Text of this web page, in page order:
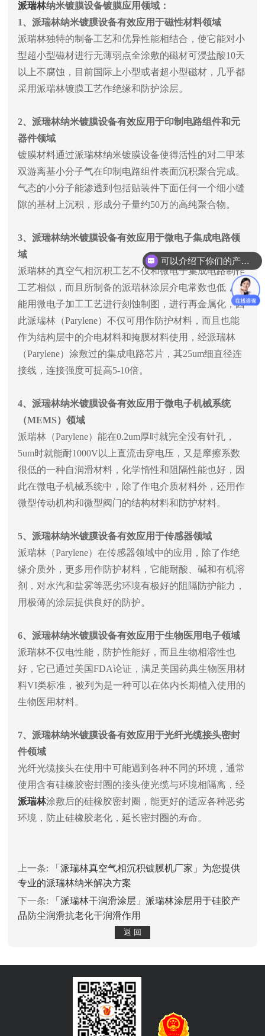
派瑞林纳米镀膜设备镀膜应用领域：
1、派瑞林纳米镀膜设备有效应用于磁性材料领域
派瑞林独特的制备工艺和优异性能相结合，使它能对小
型超小型磁材进行无薄弱点全涂敷的磁材可浸盐酸10天
以上不腐蚀，目前国际上小型或者超小型磁材，几乎都
采用派瑞林镀膜工艺作绝缘和防护涂层。
2、派瑞林纳米镀膜设备有效应用于印制电路组件和元
器件领域
镀膜材料通过派瑞林纳米镀膜设备使得活性的对二甲苯
双游离基小分子气在印制电路组件表面沉积聚合完成。
气态的小分子能渗透到包括贴装件下面任何一个细小缝
隙的基材上沉积，形成分子量约50万的高纯聚合物。
3、派瑞林纳米镀膜设备有效应用于微电子集成电路领
域
派瑞林的真空气相沉积工艺不仅和微电子集成电路制作
工艺相似，而且所制备的派瑞林涂层介电常数也低，还
能用微电子加工工艺进行刻蚀制图，进行再金属化，因
此派瑞林（Parylene）不仅可用作防护材料，而且也能
作为结构层中的介电材料和掩膜材料使用，经派瑞林
（Parylene）涂敷过的集成电路芯片，其25um细直径连
接线，连接强度可提高5-10倍。
4、派瑞林纳米镀膜设备有效应用于微电子机械系统
（MEMS）领域
派瑞林（Parylene）能在0.2um厚时就完全没有针孔，
5um时就能耐1000V以上直流击穿电压，又是摩擦系数
很低的一种自润滑材料，化学惰性和阻隔性能也好，因
此在微电子机械系统中，除了作电介质材料外，还用作
微型传动机构和微型阀门的结构材料和防护材料。
5、派瑞林纳米镀膜设备有效应用于传感器领域
派瑞林（Parylene）在传感器领域中的应用，除了作绝
缘介质外，更多用作防护材料，它能耐酸、碱和有机溶
剂，对水汽和盐雾等恶劣环境有极好的阻隔防护能力，
用极薄的涂层提供良好的防护。
6、派瑞林纳米镀膜设备有效应用于生物医用电子领域
派瑞林不仅电性能，防护性能好，而且生物相溶性也
好，它已通过美国FDA论证，满足美国药典生物医用材
料VI类标准，被列为是一种可以在体内长期植入使用的
生物医用材料。
7、派瑞林纳米镀膜设备有效应用于光纤光缆接头密封
件领域
光纤光缆接头在使用中可能遇到各种不同的环境，通常
使用含有硅橡胶密封圈的接头使光缆与环境相隔离，经
派瑞林涂敷后的硅橡胶密封圈，能更好的适应各种恶劣
环境，防止硅橡胶老化，延长密封圈的寿命。
上一条:
「派瑞林真空气相沉积镀膜机厂家」为您提供
专业的派瑞林纳米解决方案
下一条:
「派瑞林干润滑涂层」派瑞林涂层用于硅胶产
品防尘润滑抗老化干润滑作用
可以介绍下你们的产品么？